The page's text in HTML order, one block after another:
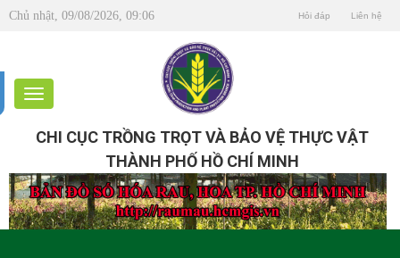
Chủ nhật, 09/08/2026, 09:06 Hỏi đáp Liên hệ
CHI CỤC TRỒNG TRỌT VÀ BẢO VỆ THỰC VẬT
THÀNH PHỐ HỒ CHÍ MINH